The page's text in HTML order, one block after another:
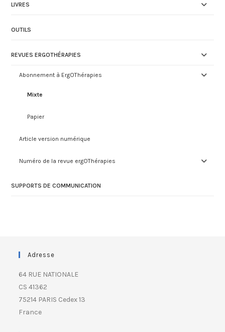
LIVRES
OUTILS
REVUES ERGOTHÉRAPIES
Abonnement à ErgOThérapies
Mixte
Papier
Article version numérique
Numéro de la revue ergOThérapies
SUPPORTS DE COMMUNICATION
Adresse
64 RUE NATIONALE
CS 41362
75214 PARIS Cedex 13
France